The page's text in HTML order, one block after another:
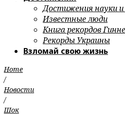
Достижения науки
Известные люди
Книга рекордов
Рекорды Украины
Взломай свою жизнь
Home
/
Новости
/
Шок